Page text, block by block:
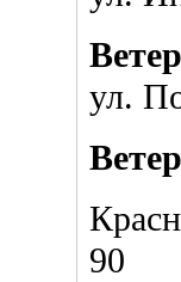
ул.
90